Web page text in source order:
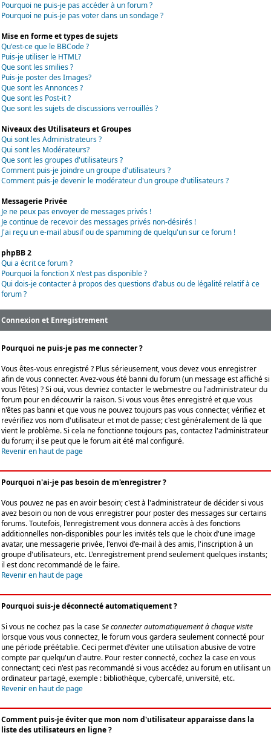
Pourquoi ne puis-je pas accéder à un forum ?
Pourquoi ne puis-je pas voter dans un sondage ?
Mise en forme et types de sujets
Qu'est-ce que le BBCode ?
Puis-je utiliser le HTML?
Que sont les smilies ?
Puis-je poster des Images?
Que sont les Annonces ?
Que sont les Post-it ?
Que sont les sujets de discussions verrouillés ?
Niveaux des Utilisateurs et Groupes
Qui sont les Administrateurs ?
Qui sont les Modérateurs?
Que sont les groupes d'utilisateurs ?
Comment puis-je joindre un groupe d'utilisateurs ?
Comment puis-je devenir le modérateur d'un groupe d'utilisateurs ?
Messagerie Privée
Je ne peux pas envoyer de messages privés !
Je continue de recevoir des messages privés non-désirés !
J'ai reçu un e-mail abusif ou de spamming de quelqu'un sur ce forum !
phpBB 2
Qui a écrit ce forum ?
Pourquoi la fonction X n'est pas disponible ?
Qui dois-je contacter à propos des questions d'abus ou de légalité relatif à ce
forum ?
Connexion et Enregistrement
Pourquoi ne puis-je pas me connecter ?
Vous êtes-vous enregistré ? Plus sérieusement, vous devez vous enregistrer
afin de vous connecter. Avez-vous été banni du forum (un message est affiché si
vous l'êtes) ? Si oui, vous devriez contacter le webmestre ou l'administrateur du
forum pour en découvrir la raison. Si vous vous êtes enregistré et que vous
n'êtes pas banni et que vous ne pouvez toujours pas vous connecter, vérifiez et
revérifiez vos nom d'utilisateur et mot de passe; c'est généralement de là que
vient le problème. Si cela ne fonctionne toujours pas, contactez l'administrateur
du forum; il se peut que le forum ait été mal configuré.
Revenir en haut de page
Pourquoi n'ai-je pas besoin de m'enregistrer ?
Vous pouvez ne pas en avoir besoin; c'est à l'administrateur de décider si vous
avez besoin ou non de vous enregistrer pour poster des messages sur certains
forums. Toutefois, l'enregistrement vous donnera accès à des fonctions
additionnelles non-disponibles pour les invités tels que le choix d'une image
avatar, une messagerie privée, l'envoi d'e-mail à des amis, l'inscription à un
groupe d'utilisateurs, etc. L'enregistrement prend seulement quelques instants;
il est donc recommandé de le faire.
Revenir en haut de page
Pourquoi suis-je déconnecté automatiquement ?
Si vous ne cochez pas la caseSe connecter automatiquement à chaque visite
lorsque vous vous connectez, le forum vous gardera seulement connecté pour
une période préétablie. Ceci permet d'éviter une utilisation abusive de votre
compte par quelqu'un d'autre. Pour rester connecté, cochez la case en vous
connectant; ceci n'est pas recommandé si vous accédez au forum en utilisant un
ordinateur partagé, exemple : bibliothèque, cybercafé, université, etc.
Revenir en haut de page
Comment puis-je éviter que mon nom d'utilisateur apparaisse dans la
liste des utilisateurs en ligne ?